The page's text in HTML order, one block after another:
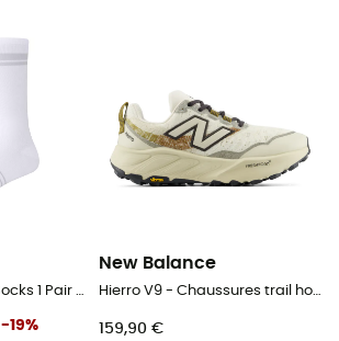
-19%
New Balance
159,90 €